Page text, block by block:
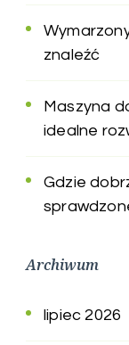
znaleźć
Maszyna
idealne
Gdzie
Archiwum
lipiec 2026